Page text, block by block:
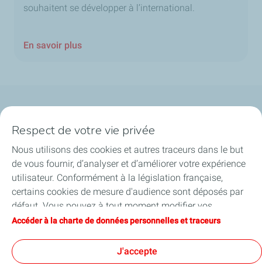
souhaitent se développer à l’international.
En savoir plus
Financer les entreprises
Soutenir les projets industriels
Accompagner à l'international
Respect de votre vie privée
Nous utilisons des cookies et autres traceurs dans le but
de vous fournir, d’analyser et d’améliorer votre expérience
utilisateur. Conformément à la législation française,
certains cookies de mesure d'audience sont déposés par
défaut. Vous pouvez à tout moment modifier vos
paramètres de cookies en cliquant sur le bouton « Gérer
vous acceptez le dépôt de l’ensemble des cookies. Dans le
cas où vous cliquez sur « Je refuse », seuls les cookies
Accéder à la charte de données personnelles et traceurs
J'accepte